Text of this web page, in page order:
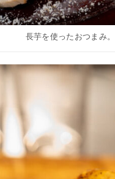
長芋を使ったおつまみ。